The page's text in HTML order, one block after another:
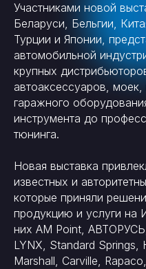
Участниками новой
Беларуси, Бельгии,
Турции и Японии,
автомобильной
крупных
автоаксессуаров,
гаражного
инструмента до
тюнинга.
Новая выставка
известных и
которые приняли
продукцию и услуги на
них AM Point,
LYNX, Standard
Marshall, Carville,